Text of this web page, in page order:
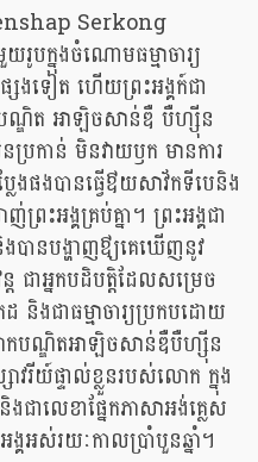
Serkong
រូបក្នុងចំណោមធម្មាចារ្យ
ងទៀត ហើយព្រះអង្គក៍ជា
ណ្ឌិត អាឡិចសាន់ឌឺ បឺហ្ស៊ីន
ប្រកាន់ មិនវាយឫក មានការ
ងផងបានធ្វើឳយសាវ័កទីបេនិង
ះអង្គគ្រប់គ្នា។ ព្រះអង្គជា
ានបង្ហាញឳ្យគេឃើញនូវ
ជាអ្នកបដិបត្តិដែលសម្រេច
និងជាធម្មាចារ្យប្រកបដោយ
កបណ្ឌិតអាឡិចសាន់ឌឺបឺហ្ស៊ីន​
ាវរីយ៍ផ្ទាល់ខ្លួនរបស់លោក ក្នុង
ជាលេខាផ្នែកភាសាអង់គ្លេស
គអស់រយៈកាលប្រាំបួនឆ្នាំ។